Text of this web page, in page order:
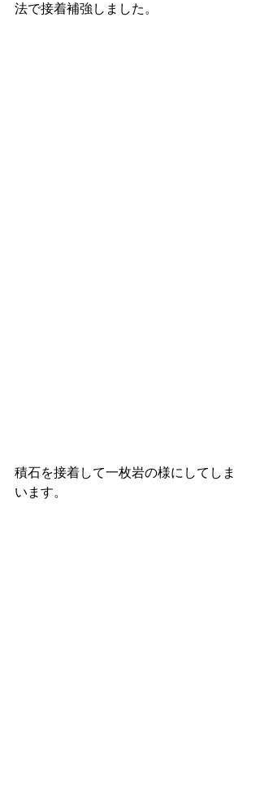
法で接着補強しました。
積石を接着して一枚岩の様にしてしま
います。